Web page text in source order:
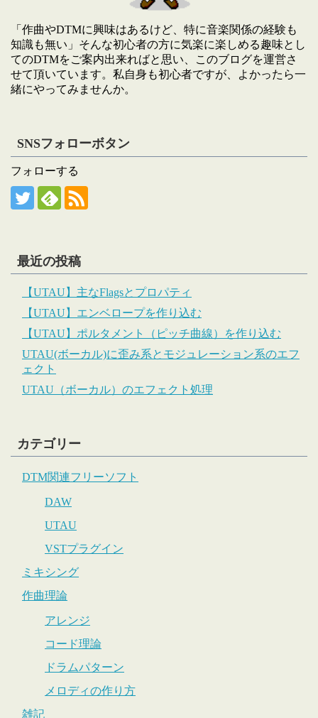
「作曲やDTMに興味はあるけど、特に音楽関係の経験も
知識も無い」そんな初心者の方に気楽に楽しめる趣味とし
てのDTMをご案内出来ればと思い、このブログを運営さ
せて頂いています。私自身も初心者ですが、よかったら一
緒にやってみませんか。
SNSフォローボタン
フォローする
最近の投稿
【UTAU】主なFlagsとプロパティ
【UTAU】エンベロープを作り込む
【UTAU】ポルタメント（ピッチ曲線）を作り込む
UTAU(ボーカル)に歪み系とモジュレーション系のエフ
ェクト
UTAU（ボーカル）のエフェクト処理
カテゴリー
DTM関連フリーソフト
DAW
UTAU
VSTプラグイン
ミキシング
作曲理論
アレンジ
コード理論
ドラムパターン
メロディの作り方
雑記